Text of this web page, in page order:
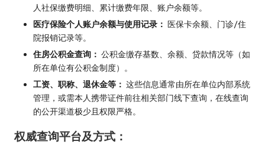
人社保缴费明细、累计缴费年限、账户余额等。
医疗保险个人账户余额与使用记录： 医保卡余额、门诊/住
院报销记录等。
住房公积金查询： 公积金缴存基数、余额、贷款情况等（如
所在单位有公积金制度）。
工资、职称、退休金等： 这些信息通常由所在单位内部系统
管理，或需本人携带证件前往相关部门线下查询，在线查询
的公开渠道极少且权限严格。
权威查询平台及方式：